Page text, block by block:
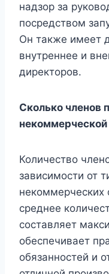
надзор за
посредством
Он также имеет
внутреннее и
директоров.
Сколько членов
некоммерческой
Количество
зависимости от
некоммерческих
среднее
составляет
обеспечивает
обязанностей и